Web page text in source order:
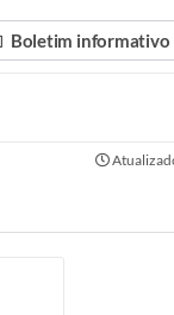
Boletim informativo